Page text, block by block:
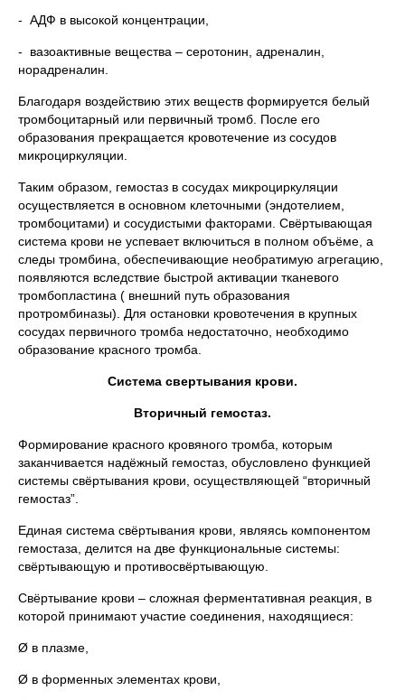
- АДФ в высокой концентрации,
- вазоактивные вещества – серотонин, адреналин,
норадреналин.
Благодаря воздействию этих веществ формируется белый
тромбоцитарный или первичный тромб. После его
образования прекращается кровотечение из сосудов
микроциркуляции.
Таким образом, гемостаз в сосудах микроциркуляции
осуществляется в основном клеточными (эндотелием,
тромбоцитами) и сосудистыми факторами. Свёртывающая
система крови не успевает включиться в полном объёме, а
следы тромбина, обеспечивающие необратимую агрегацию,
появляются вследствие быстрой активации тканевого
тромбопластина ( внешний путь образования
протромбиназы). Для остановки кровотечения в крупных
сосудах первичного тромба недостаточно, необходимо
образование красного тромба.
Система свертывания крови.
Вторичный гемостаз.
Формирование красного кровяного тромба, которым
заканчивается надёжный гемостаз, обусловлено функцией
системы свёртывания крови, осуществляющей “вторичный
гемостаз”.
Единая система свёртывания крови, являясь компонентом
гемостаза, делится на две функциональные системы:
свёртывающую и противосвёртывающую.
Свёртывание крови – сложная ферментативная реакция, в
которой принимают участие соединения, находящиеся:
Ø в плазме,
Ø в форменных элементах крови,